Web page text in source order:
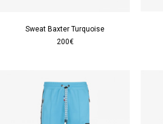
Sweat Baxter Turquoise
200€